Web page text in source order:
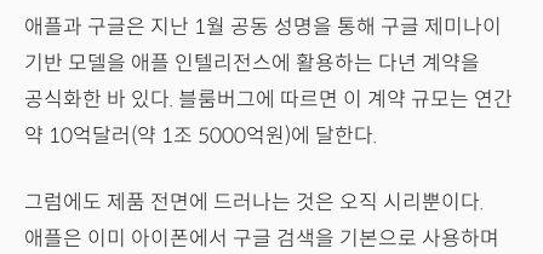
애플과 구글은 지난 1월 공동 성명을 통해 구글 제미나이
기반 모델을 애플 인텔리전스에 활용하는 다년 계약을
공식화한 바 있다. 블룸버그에 따르면 이 계약 규모는 연간
약 10억달러(약 1조 5000억원)에 달한다.
그럼에도 제품 전면에 드러나는 것은 오직 시리뿐이다.
애플은 이미 아이폰에서 구글 검색을 기본으로 사용하며